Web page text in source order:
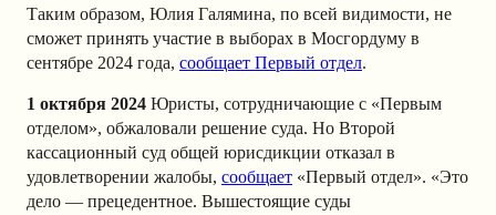
Таким образом, Юлия Галямина, по всей видимости, не
сможет принять участие в выборах в Мосгордуму в
сентябре 2024 года, сообщает Первый отдел.
1 октября 2024 Юристы, сотрудничающие с «Первым
отделом», обжаловали решение суда. Но Второй
кассационный суд общей юрисдикции отказал в
удовлетворении жалобы, сообщает «Первый отдел». «‎Это
дело — прецедентное. Вышестоящие суды